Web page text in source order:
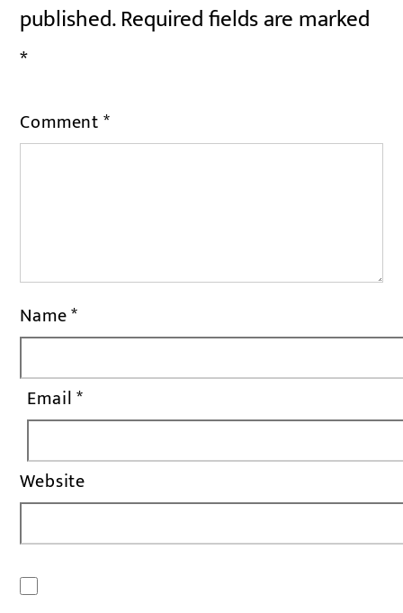
published.Required fields are marked
*
Comment*
Name*
Email*
Website